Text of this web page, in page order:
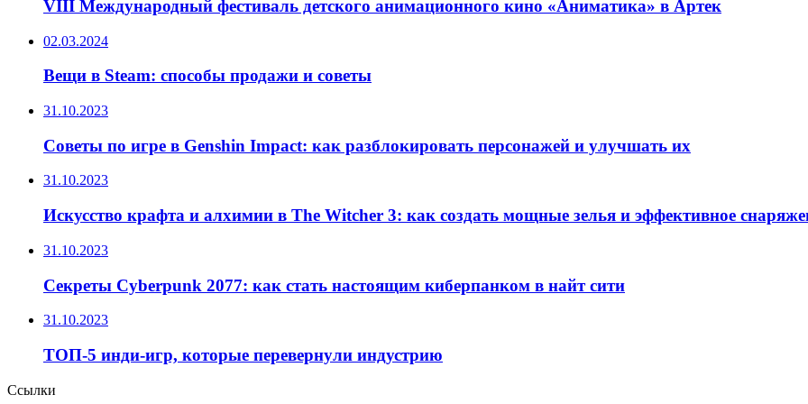
VIII Международный фестиваль детского анимационного кино «Аниматика» в Артек
02.03.2024
Вещи в Steam: способы продажи и советы
31.10.2023
Советы по игре в Genshin Impact: как разблокировать персонажей и улучшать их
31.10.2023
Искусство крафта и алхимии в The Witcher 3: как создать мощные зелья и эффективное
31.10.2023
Секреты Cyberpunk 2077: как стать настоящим киберпанком в найт сити
31.10.2023
ТОП-5 инди-игр, которые перевернули индустрию
Ссылки